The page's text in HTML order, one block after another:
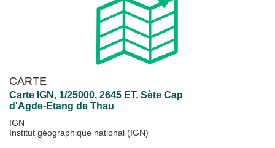
CARTE
Carte IGN, 1/25000, 2645 ET, Sète Cap
d'Agde-Etang de Thau
IGN
Institut géographique national (IGN)